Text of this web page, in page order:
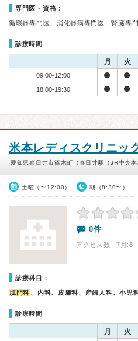
専門医・資格：
循環器専門医、消化器病専門医、腎臓専
診療時間
月 火
09:00-12:00
18:00-19:30
米本レディスクリニッ
愛知県春日井市篠木町（春日井駅（JR中央本
土曜（〜12:00） 朝（8:30〜）
0件
アクセス数 7月:8
診療科目：
肛門科 、内科、皮膚科、産婦人科、小児
診療時間
月 火